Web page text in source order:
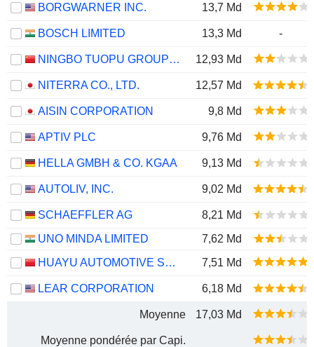
BORGWARNER INC. 13,7 Md
BOSCH LIMITED 13,3 Md -
NINGBO TUOPU GROUP CO.,LTD. 12,93 Md
NITERRA CO., LTD. 12,57 Md
AISIN CORPORATION 9,8 Md
APTIV PLC 9,76 Md
HELLA GMBH & CO. KGAA 9,13 Md
AUTOLIV, INC. 9,02 Md
SCHAEFFLER AG
8,21 Md
UNO MINDA LIMITED
7,62 Md
HUAYU AUTOMOTIVE SYSTEMS COMPANY LIMITED
7,51 Md
LEAR CORPORATION 6,18 Md
Moyenne 17,03 Md
Moyenne pondérée par Capi.